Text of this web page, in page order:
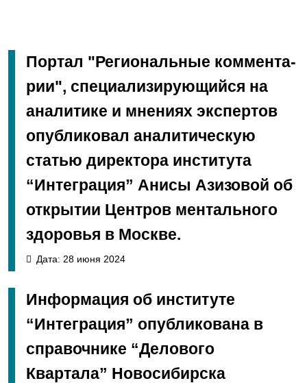
Пор­та­л "Ре­ги­о­наль­ные ком­мен­та­
рии", специализирующийся на
аналитике и мнениях экспертов
опубликовал аналитическую
статью директора института
“Интеграция” Анисы Азизовой об
открытии Центров ментального
здоровья в Москве.
Дата: 28 июня 2024
Информация об институте
“Интеграция” опубликована в
справочнике “Делового
Квартала” Новосибирска